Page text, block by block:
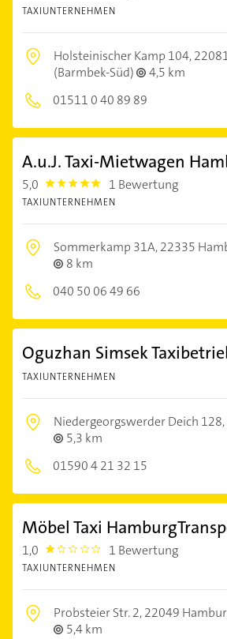
TAXIUNTERNEHMEN
Holsteinischer Kamp 104,
(Barmbek-Süd)
4,5 km
01511 0 40 89 89
A.u.J. Taxi-Mietwagen
5,0 5.0 1 Bewertung
TAXIUNTERNEHMEN
Sommerkamp 31A,22335
8 km
040 50 06 49 66
Oguzhan Simsek
TAXIUNTERNEHMEN
Niedergeorgswerder Deich 128,
5,3 km
01590 4 21 32 15
Möbel Taxi
1,0 1.0 1 Bewertung
TAXIUNTERNEHMEN
Probsteier Str. 2,22049
5,4 km